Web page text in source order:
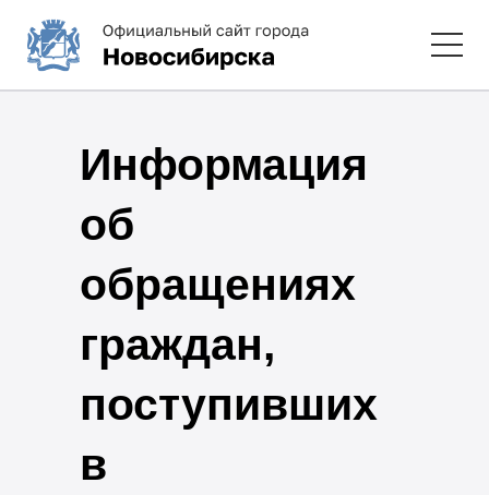
Информация
об
обращениях
граждан,
поступивших
в